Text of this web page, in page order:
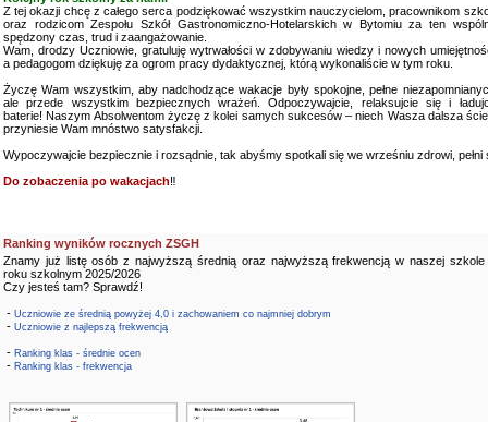
Z tej okazji chcę z całego serca podziękować wszystkim nauczycielom, pracownikom
oraz rodzicom Zespołu Szkół Gastronomiczno-Hotelarskich w Bytomiu za ten
spędzony czas, trud i zaangażowanie.
Wam, drodzy Uczniowie, gratuluję wytrwałości w zdobywaniu wiedzy i nowych
a pedagogom dziękuję za ogrom pracy dydaktycznej, którą wykonaliście w tym roku.
Życzę Wam wszystkim, aby nadchodzące wakacje były spokojne, pełne
ale przede wszystkim bezpiecznych wrażeń. Odpoczywajcie, relaksujcie się i
baterie! Naszym Absolwentom życzę z kolei samych sukcesów – niech Wasza dalsza
przyniesie Wam mnóstwo satysfakcji.
Wypoczywajcie bezpiecznie i rozsądnie, tak abyśmy spotkali się we wrześniu zdrowi, pełni
Do zobaczenia po wakacjach‼️
Ranking wyników rocznych ZSGH
Znamy już listę osób z najwyższą średnią oraz najwyższą frekwencją w naszej szkole
roku szkolnym 2025/2026
Czy jesteś tam? Sprawdź!
- Uczniowie ze średnią powyżej 4,0 i zachowaniem co najmniej dobrym
- Uczniowie z najlepszą frekwencją
- Ranking klas - średnie ocen
- Ranking klas - frekwencja